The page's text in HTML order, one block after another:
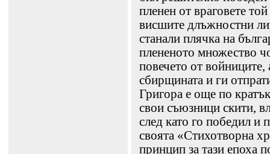
пленен от враговете
висшите длъжностни
станали плячка на
плененото множество
повечето от
сбирщината и ги
Григора е още по
свои съюзници скити,
след като го победил и
своята «Стихотворна
принцип за тази епоха